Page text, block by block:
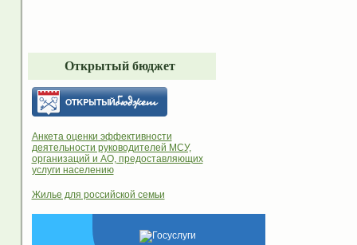
Открытый бюджет
Анкета оценки эффективности
деятельности руководителей МСУ,
организаций и АО, предоставляющих
услуги населению
Жилье для российской семьи